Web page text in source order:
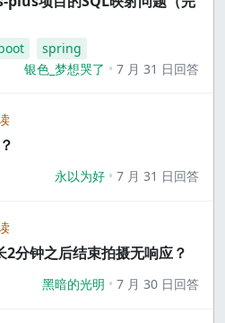
spring
银色_梦想哭了
7 月 31 日回答
永以为好 7 月 31 日回答
分钟之后结束拍摄无响应？
黑暗的光明 7 月 30 日回答